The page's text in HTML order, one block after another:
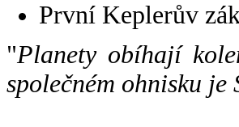
První Keplerův
"Planety obíhají
společném ohnisku je